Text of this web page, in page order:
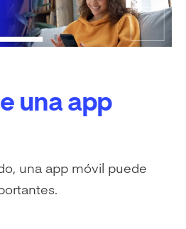
una app
una app móvil puede